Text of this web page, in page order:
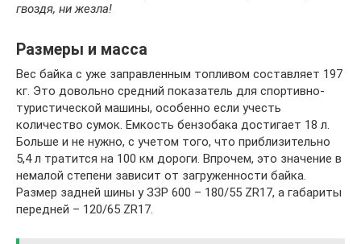
гвоздя, ни жезла!
Размеры и масса
Вес байка с уже заправленным топливом составляет 197
кг. Это довольно средний показатель для спортивно-
туристической машины, особенно если учесть
количество сумок. Емкость бензобака достигает 18 л.
Больше и не нужно, с учетом того, что приблизительно
5,4 л тратится на 100 км дороги. Впрочем, это значение в
немалой степени зависит от загруженности байка.
Размер задней шины у ЗЗР 600 – 180/55 ZR17, а габариты
передней – 120/65 ZR17.